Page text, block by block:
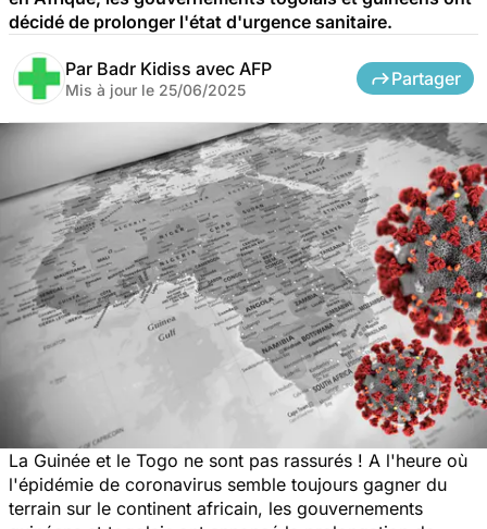
décidé de prolonger l'état d'urgence sanitaire.
Par Badr Kidiss avec AFP
Mis à jour le 25/06/2025
Partager
La Guinée et le Togo ne sont pas rassurés ! A l'heure où
l'épidémie de coronavirus semble toujours gagner du
terrain sur le continent africain, les gouvernements